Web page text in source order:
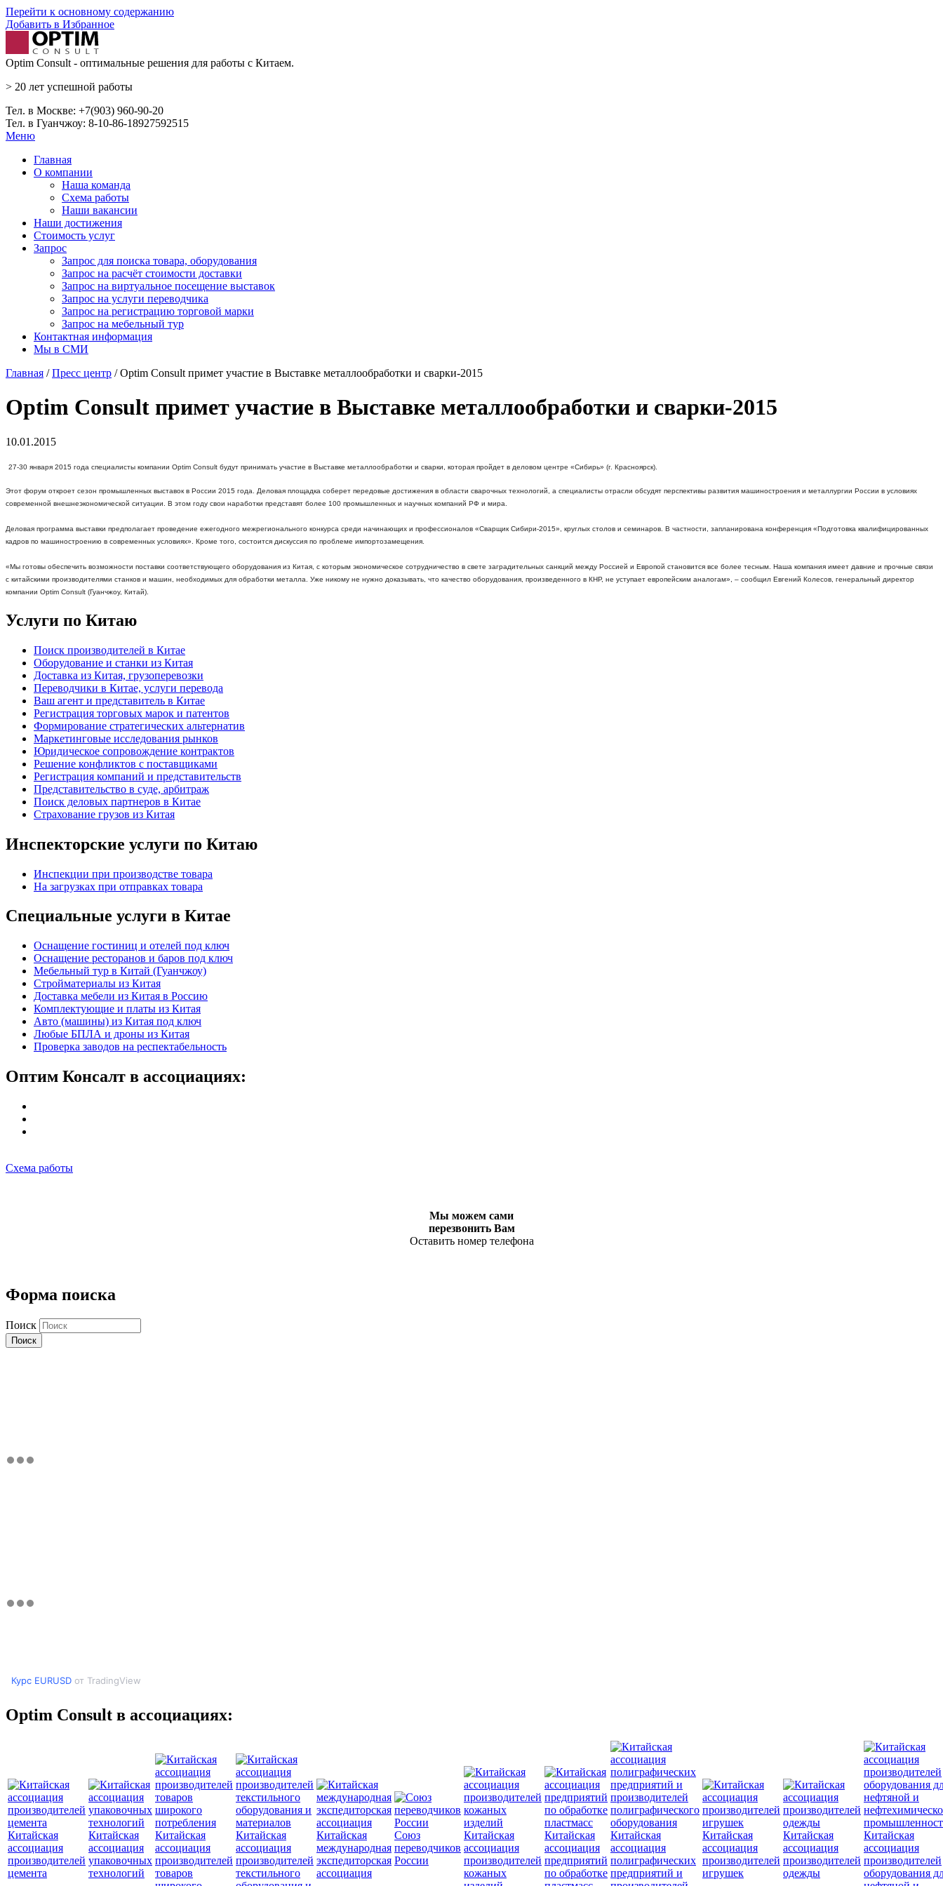
Перейти к основному содержанию
Добавить в Избранное
Optim Consult - оптимальные решения для работы с Китаем.
> 20 лет успешной работы
Тел. в Москве: +7(903) 960-90-20
Тел. в Гуанчжоу: 8-10-86-18927592515
Меню
Главная
О компании
Наша команда
Схема работы
Наши вакансии
Наши достижения
Стоимость услуг
Запрос
Запрос для поиска товара, оборудования
Запрос на расчёт стоимости доставки
Запрос на виртуальное посещение выставок
Запрос на услуги переводчика
Запрос на регистрацию торговой марки
Запрос на мебельный тур
Контактная информация
Мы в СМИ
Главная /Пресс центр / Optim Consult примет участие в Выставке металлообработки и сварки-2015
Optim Consult примет участие в Выставке металлообработки и сварки-2015
10.01.2015
27-30 января 2015 года специалисты компании Optim Consult будут принимать участие в Выставке металлообработки и сварки, которая пройдет в деловом центре «Сибирь» (г. Красноярск).
Этот форум откроет сезон промышленных выставок в России 2015 года. Деловая площадка соберет передовые достижения в области сварочных технологий, а специалисты отрасли обсудят перспективы развития машиностроения и металлургии России в условиях
современной внешнеэкономической ситуации. В этом году свои наработки представят более 100 промышленных и научных компаний РФ и мира.
Деловая программа выставки предполагает проведение ежегодного межрегионального конкурса среди начинающих и профессионалов «Сварщик Сибири-2015», круглых столов и семинаров. В частности, запланирована конференция «Подготовка квалифицированных
кадров по машиностроению в современных условиях». Кроме того, состоится дискуссия по проблеме импортозамещения.
«Мы готовы обеспечить возможности поставки соответствующего оборудования из Китая, с которым экономическое сотрудничество в свете заградительных санкций между Россией и Европой становится все более тесным. Наша компания имеет давние и прочные связи
с китайскими производителями станков и машин, необходимых для обработки металла. Уже никому не нужно доказывать, что качество оборудования, произведенного в КНР, не уступает европейским аналогам», – сообщил Евгений Колесов, генеральный директор
компании Optim Consult (Гуанчжоу, Китай).
Услуги по Китаю
Поиск производителей в Китае
Оборудование и станки из Китая
Доставка из Китая, грузоперевозки
Переводчики в Китае, услуги перевода
Ваш агент и представитель в Китае
Регистрация торговых марок и патентов
Формирование стратегических альтернатив
Маркетинговые исследования рынков
Юридическое сопровождение контрактов
Решение конфликтов с поставщиками
Регистрация компаний и представительств
Представительство в суде, арбитраж
Поиск деловых партнеров в Китае
Страхование грузов из Китая
Инспекторские услуги по Китаю
Инспекции при производстве товара
На загрузках при отправках товара
Специальные услуги в Китае
Оснащение гостиниц и отелей под ключ
Оснащение ресторанов и баров под ключ
Мебельный тур в Китай (Гуанчжоу)
Стройматериалы из Китая
Доставка мебели из Китая в Россию
Комплектующие и платы из Китая
Авто (машины) из Китая под ключ
Любые БПЛА и дроны из Китая
Проверка заводов на респектабельность
Оптим Консалт в ассоциациях:
Схема работы
Мы можем сами
перезвонить Вам
Оставить номер телефона
Форма поиска
Поиск
Курс EURUSDот TradingView
Optim Consult в ассоциациях:
Китайская
ассоциация
производителей
цемента
Китайская
ассоциация
упаковочных
технологий
Китайская
ассоциация
производителей
товаров
Китайская
ассоциация
производителей
текстильного
Китайская
международная
экспедиторская
ассоциация
Союз
переводчиков
России
Китайская
ассоциация
производителей
кожаных
Китайская
ассоциация
предприятий
по обработке
Китайская
ассоциация
полиграфических
предприятий и
Китайская
ассоциация
производителей
игрушек
Китайская
ассоциация
производителей
одежды
Китайская
ассоциация
производителей
оборудования